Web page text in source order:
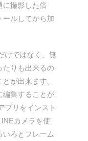
に撮影した倍
ールしてから加
けではなく、無
たりも出来るの
が出来ます。
編集することが
プリをインスト
カメラを使
いろとフレーム